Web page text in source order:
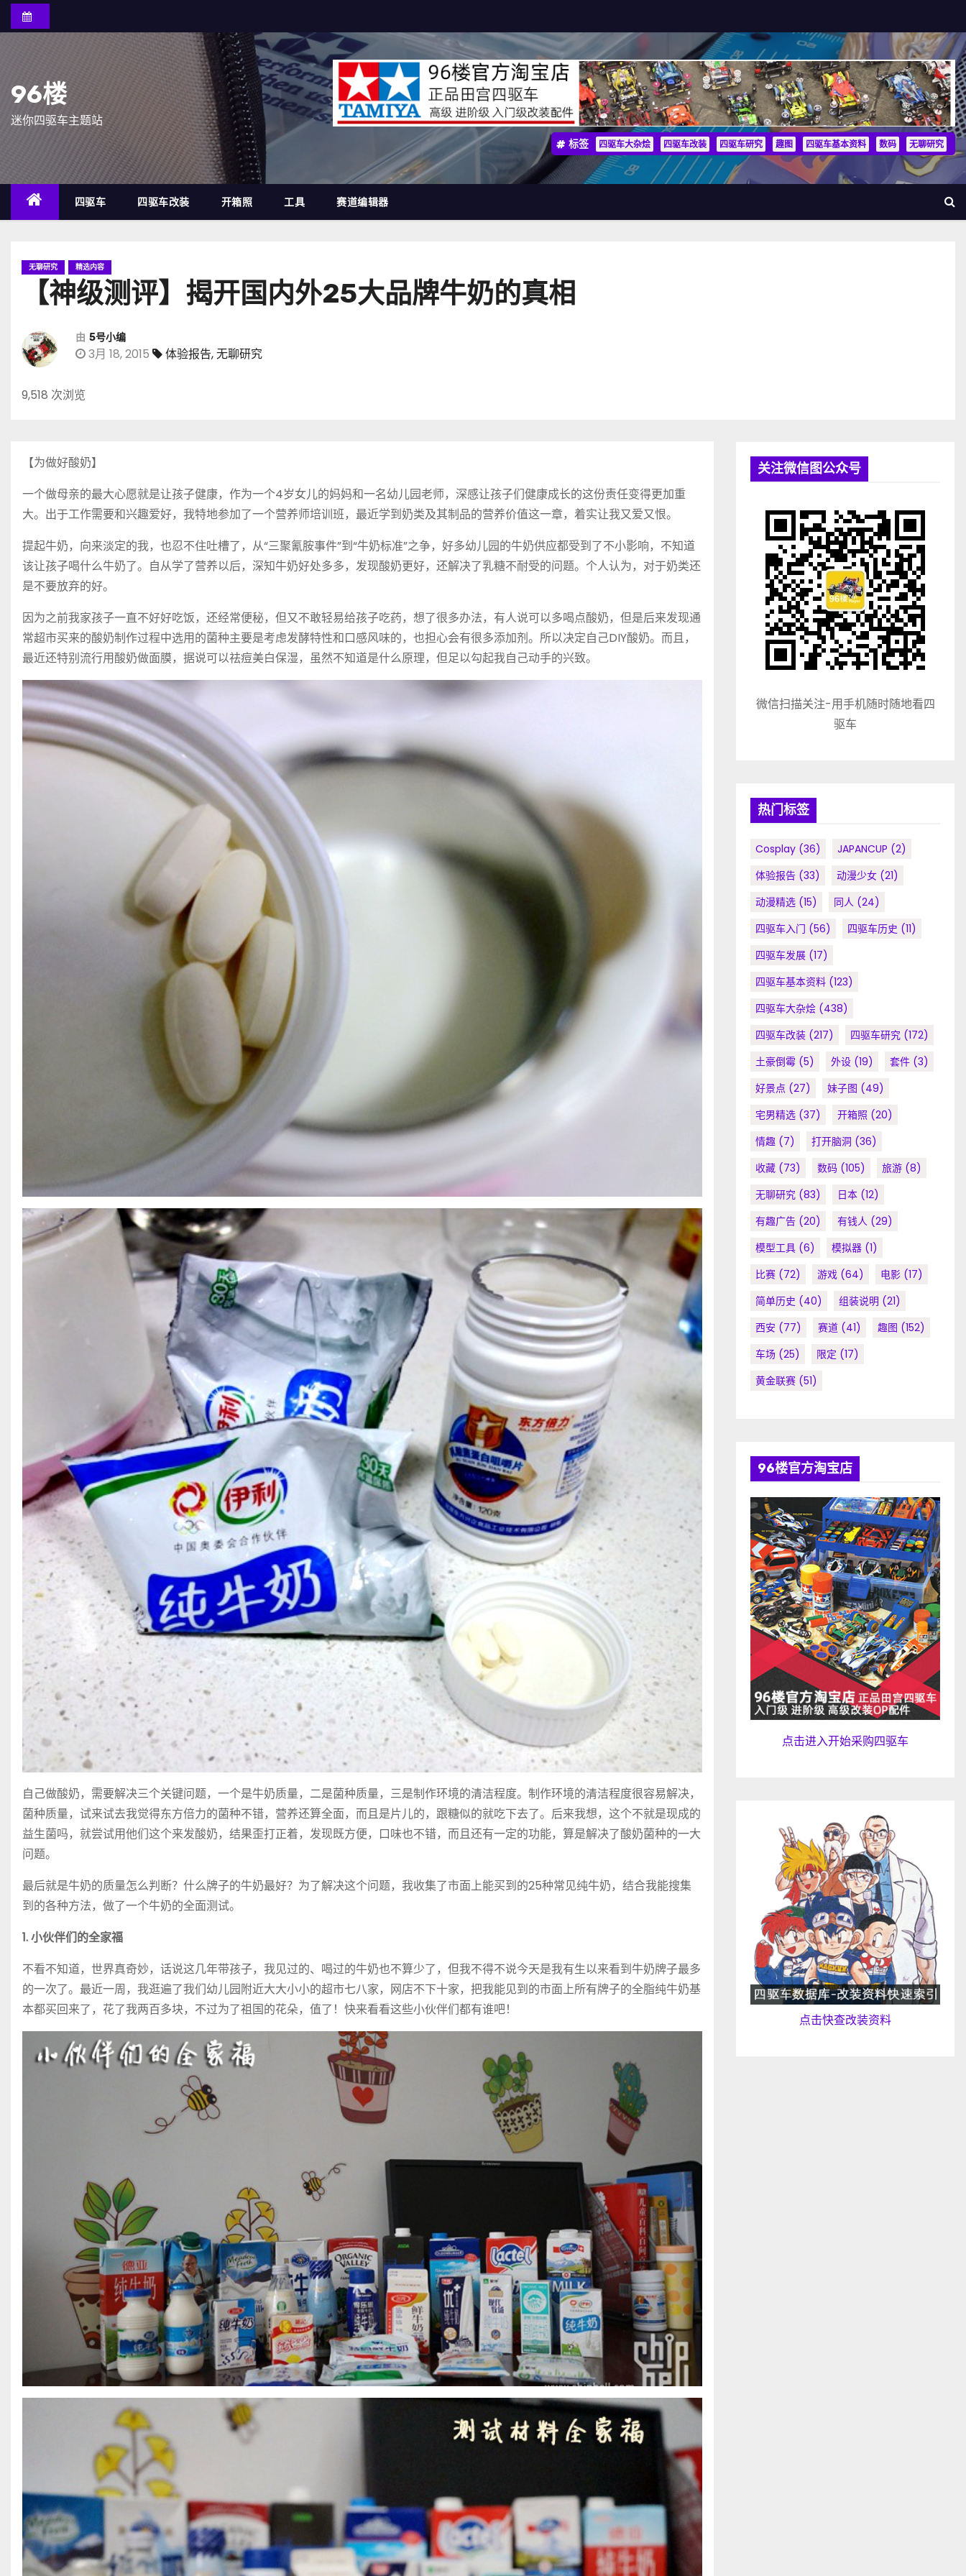
至
96楼
迷你四驱车主题站
标签 四驱车大杂烩 四驱车改装 四驱车研究 趣图 四驱车基本资料 数码 无聊研究
四驱车 四驱车改装 开箱照 工具 赛道编辑器
无聊研究 精选内容
【神级测评】揭开国内外25大品牌牛奶的真相
由 5号小编
3月 18, 2015 体验报告,无聊研究
9,518 次浏览
【为做好酸奶】
一个做母亲的最大心愿就是让孩子健康，作为一个4岁女儿的妈妈和一名幼儿园老师，深感让孩子们健康成长的这份责任变得更加重
大。出于工作需要和兴趣爱好，我特地参加了一个营养师培训班，最近学到奶类及其制品的营养价值这一章，着实让我又爱又恨。
提起牛奶，向来淡定的我，也忍不住吐槽了，从“三聚氰胺事件”到“牛奶标准”之争，好多幼儿园的牛奶供应都受到了不小影响，不知道
该让孩子喝什么牛奶了。自从学了营养以后，深知牛奶好处多多，发现酸奶更好，还解决了乳糖不耐受的问题。个人认为，对于奶类还
是不要放弃的好。
因为之前我家孩子一直不好好吃饭，还经常便秘，但又不敢轻易给孩子吃药，想了很多办法，有人说可以多喝点酸奶，但是后来发现通
常超市买来的酸奶制作过程中选用的菌种主要是考虑发酵特性和口感风味的，也担心会有很多添加剂。所以决定自己DIY酸奶。而且，
最近还特别流行用酸奶做面膜，据说可以祛痘美白保湿，虽然不知道是什么原理，但足以勾起我自己动手的兴致。
自己做酸奶，需要解决三个关键问题，一个是牛奶质量，二是菌种质量，三是制作环境的清洁程度。制作环境的清洁程度很容易解决，
菌种质量，试来试去我觉得东方倍力的菌种不错，营养还算全面，而且是片儿的，跟糖似的就吃下去了。后来我想，这个不就是现成的
益生菌吗，就尝试用他们这个来发酸奶，结果歪打正着，发现既方便，口味也不错，而且还有一定的功能，算是解决了酸奶菌种的一大
问题。
最后就是牛奶的质量怎么判断？什么牌子的牛奶最好？为了解决这个问题，我收集了市面上能买到的25种常见纯牛奶，结合我能搜集
到的各种方法，做了一个牛奶的全面测试。
1. 小伙伴们的全家福
不看不知道，世界真奇妙，话说这几年带孩子，我见过的、喝过的牛奶也不算少了，但我不得不说今天是我有生以来看到牛奶牌子最多
的一次了。最近一周，我逛遍了我们幼儿园附近大大小小的超市七八家，网店不下十家，把我能见到的市面上所有牌子的全脂纯牛奶基
本都买回来了，花了我两百多块，不过为了祖国的花朵，值了！快来看看这些小伙伴们都有谁吧！
关注微信图公众号
微信扫描关注-用手机随时随地看四
驱车
热门标签
Cosplay (36) JAPANCUP (2)
体验报告 (33) 动漫少女 (21)
动漫精选 (15) 同人 (24)
四驱车入门 (56) 四驱车历史 (11)
四驱车发展 (17)
四驱车基本资料 (123)
四驱车大杂烩 (438)
四驱车改装 (217) 四驱车研究 (172)
土豪倒霉 (5) 外设 (19) 套件 (3)
好景点 (27) 妹子图 (49)
宅男精选 (37) 开箱照 (20)
情趣 (7) 打开脑洞 (36)
收藏 (73) 数码 (105) 旅游 (8)
无聊研究 (83) 日本 (12)
有趣广告 (20) 有钱人 (29)
模型工具 (6) 模拟器 (1)
比赛 (72) 游戏 (64) 电影 (17)
简单历史 (40) 组装说明 (21)
西安 (77) 赛道 (41) 趣图 (152)
车场 (25) 限定 (17)
黄金联赛 (51)
96楼官方淘宝店
点击进入开始采购四驱车
点击快查改装资料